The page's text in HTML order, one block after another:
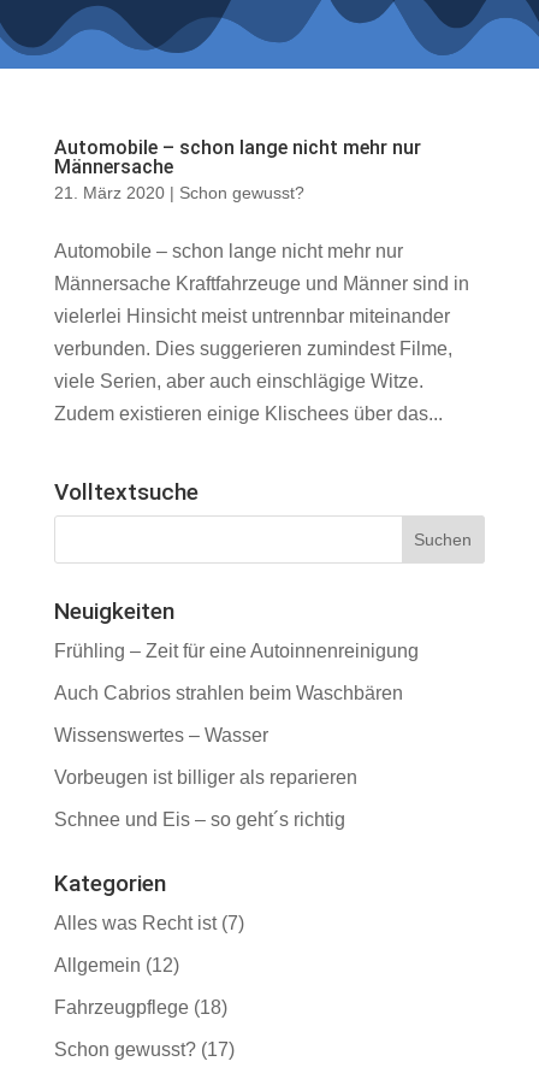
Automobile – schon lange nicht mehr nur
Männersache
21. März 2020| Schon gewusst?
Automobile – schon lange nicht mehr nur
Männersache Kraftfahrzeuge und Männer sind in
vielerlei Hinsicht meist untrennbar miteinander
verbunden. Dies suggerieren zumindest Filme,
viele Serien, aber auch einschlägige Witze.
Zudem existieren einige Klischees über das...
Volltextsuche
Neuigkeiten
Frühling – Zeit für eine Autoinnenreinigung
Auch Cabrios strahlen beim Waschbären
Wissenswertes – Wasser
Vorbeugen ist billiger als reparieren
Schnee und Eis – so geht´s richtig
Kategorien
Alles was Recht ist(7)
Allgemein (12)
Fahrzeugpflege(18)
Schon gewusst?(17)